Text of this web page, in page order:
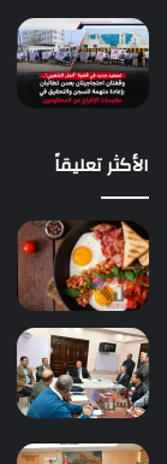
الأكثر تعليقاً